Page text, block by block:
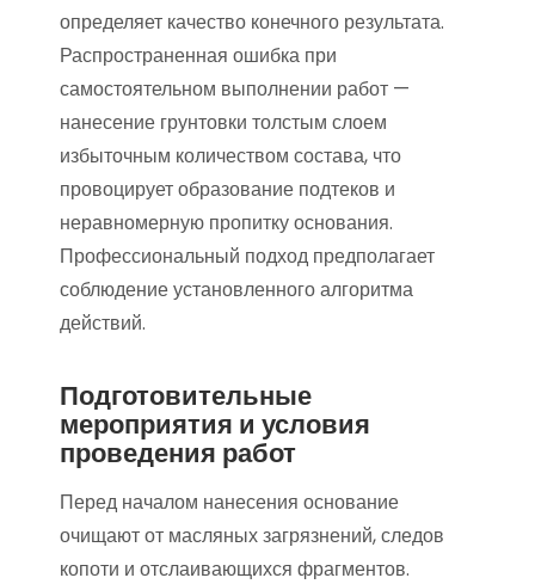
определяет качество конечного результата.
Распространенная ошибка при
самостоятельном выполнении работ —
нанесение грунтовки толстым слоем
избыточным количеством состава, что
провоцирует образование подтеков и
неравномерную пропитку основания.
Профессиональный подход предполагает
соблюдение установленного алгоритма
действий.
Подготовительные
мероприятия и условия
проведения работ
Перед началом нанесения основание
очищают от масляных загрязнений, следов
копоти и отслаивающихся фрагментов.